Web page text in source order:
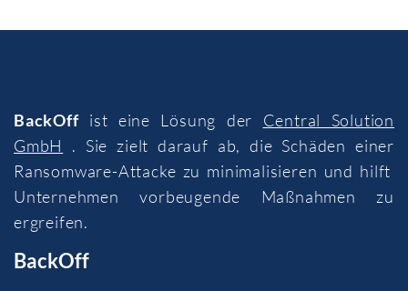
BackOffist eine Lösung der Central Solution
GmbH
. Sie zielt darauf ab, die Schäden einer
Ransomware-Attacke zu minimalisieren und hilft
Unternehmen vorbeugende Maßnahmen zu
ergreifen.
BackOff